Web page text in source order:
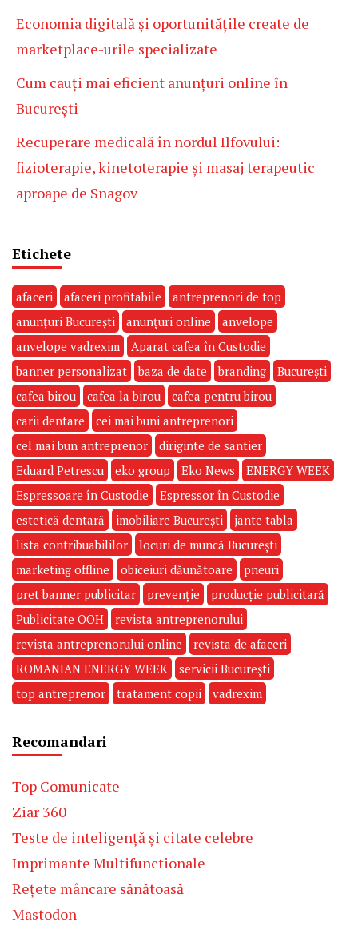
Economia digitală și oportunitățile create de
marketplace-urile specializate
Cum cauți mai eficient anunțuri online în
București
Recuperare medicală în nordul Ilfovului:
fizioterapie, kinetoterapie și masaj terapeutic
aproape de Snagov
Etichete
afaceri afaceri profitabile
antreprenori de top
anunțuri București
anunțuri online
anvelope
anvelope vadrexim
Aparat cafea în Custodie
banner personalizat
baza de date branding
București
cafea birou
cafea la birou
cafea pentru birou
carii dentare
cei mai buni antreprenori
cel mai bun antreprenor
diriginte de santier
Eduard Petrescu
eko group Eko News
ENERGY WEEK
Espressoare în Custodie
Espressor în Custodie
estetică dentară
imobiliare București
jante tabla
lista contribuabililor
locuri de muncă București
marketing offline
obiceiuri dăunătoare
pneuri
pret banner publicitar
prevenție
producție publicitară
Publicitate OOH
revista antreprenorului
revista antreprenorului online
revista de afaceri
ROMANIAN ENERGY WEEK
servicii București
top antreprenor
tratament copii vadrexim
Recomandari
Top Comunicate
Ziar 360
Teste de inteligență și citate celebre
Imprimante Multifunctionale
Rețete mâncare sănătoasă
Mastodon